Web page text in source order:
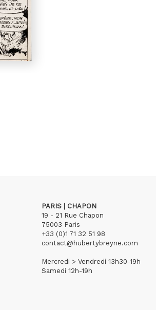
PARIS | CHAPON
19 - 21 Rue Chapon
75003 Paris
+33 (0)1 71 32 51 98
contact@hubertybreyne.com
Mercredi > Vendredi 13h30-19h
Samedi 12h-19h